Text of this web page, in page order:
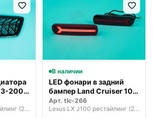
2007
Lexus LX J100 рестайлинг (2002—2007)
В наличии
LED фонари в задний
бампер Land Cruiser 100
LX470
Арт. tlc-266
Lexus LX J100 рестайлинг (2002—2007)